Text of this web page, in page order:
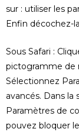
sur : utiliser les
Enfin décochez-
Sous Safari :
pictogramme de
Sélectionnez
avancés. Dans la
Paramètres de
pouvez bloquer